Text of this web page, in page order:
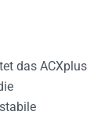
das ACXplus